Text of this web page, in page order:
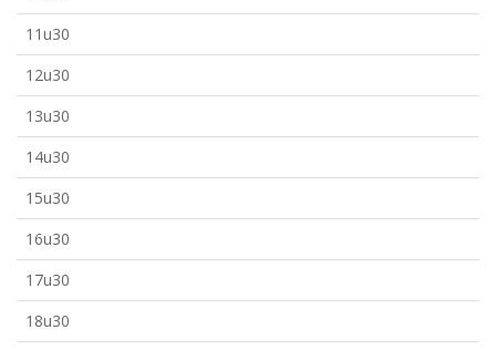
11u30
12u30
13u30
14u30
15u30
16u30
17u30
18u30